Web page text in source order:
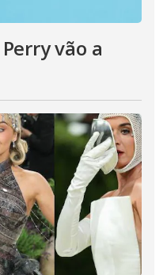
vão a